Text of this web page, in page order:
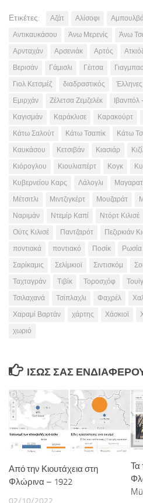
Ετικέτες: Αζάτ Αλίσοφι
Αντικαυκάσου
Άνω Μερενίς Άνω
Αρνταχάν
Αρσενιάκ Αρτός
Βερισάν
Γάμισλι Γέιτσα
Γιολ Κετσμέζ
διαδραστικός Έλληνες
Εμιρχάν
Ζέλετσα Ζεμζελέκ
Καγισμάν
Καράκλισε Καρακούρτ
Κάτω Σαλούτ
Κάτω Τσαπίκ Κάτω
Καυκάσου
Κετσιβάν Κιασιάρ
Κιόρογλου
Κιουλιαπέρτ Κογκ
Κυβερνείου Καρς
Λάλογλι
Μέτσιτλι
Μιντζιγκέρτ Μουζαράτ
Ναριμάν
Ντεμίρ Καπί Ντόρτ Κιλισέ
Ούτς Κιλισέ
Παντζαρότ Πεζιρκιάν
ποντιακά
ποντιακό Ποσίκ Ρωσία
Σαρίκαμις
Σελίμκιοϊ Σιντισκόμ
Ταχταγράν
Τιβίκ Τοροσχόφ
Τσιλαχανά
Τσίπλαχλι Φαχρέλ
Χαραμί Βαρτάν
χάρτης Χάσκιοϊ
χωριό
ΊΣΩΣ ΣΑΣ
Από την Κιουτάχεια στη
Φλώρινα – 1922
Τα